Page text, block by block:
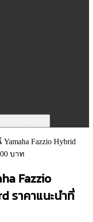
Fazzio Hybrid
บาท
Fazzio
ราคาแนะนำที่